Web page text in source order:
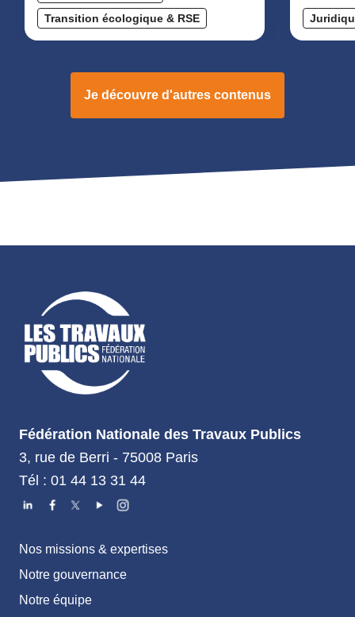
Transition écologique & RSE
Je découvre d'autres contenus
Fédération Nationale des Travaux Publics
3, rue de Berri - 75008 Paris
Tél : 01 44 13 31 44
Nos missions & expertises
Notre gouvernance
Notre équipe